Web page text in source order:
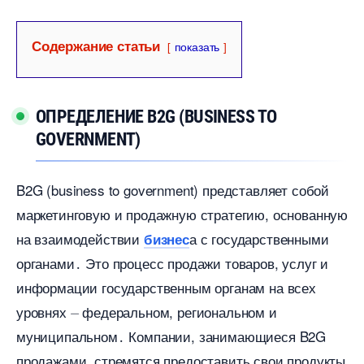
Содержание статьи показать
ОПРЕДЕЛЕНИЕ B2G (BUSINESS TO
GOVERNMENT)
B2G (business to government) представляет собой
маркетинговую и продажную стратегию, основанную
на взаимодействии изнеса с государственными
органами․ Это процесс продажи товаров, услуг и
информации государственным органам на всех
уровнях ⏤ федеральном, региональном и
муниципальном․ Компании, занимающиеся B2G